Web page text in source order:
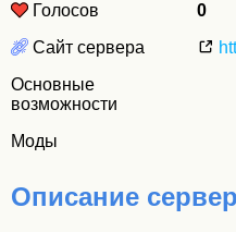
Голосов
0
Сайт сервера
Основные
возможности
Моды
Описание